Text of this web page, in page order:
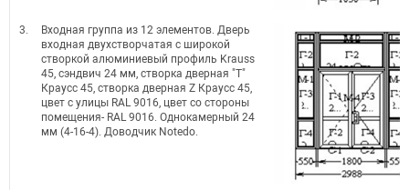
3.
Входная группа из 12 элементов. Дверь
входная двухстворчатая с широкой
створкой алюминиевый профиль Krauss
45, сэндвич 24 мм, створка дверная "Т"
Краусс 45, створка дверная Z Краусс 45,
цвет с улицы RAL 9016, цвет со стороны
помещения- RAL 9016. Однокамерный 24
мм (4-16-4). Доводчик Notedo.